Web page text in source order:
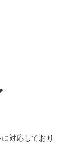
対応しており